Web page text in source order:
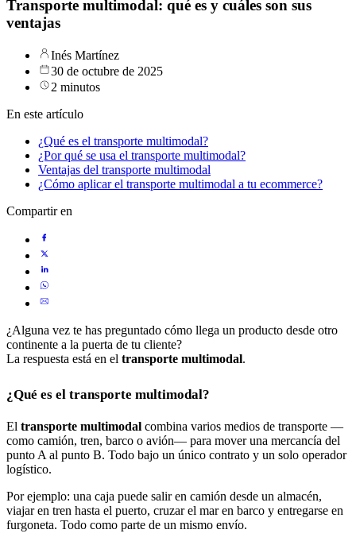
Transporte multimodal: qué es y cuáles son sus
ventajas
Inés Martínez
30 de octubre de 2025
2 minutos
En este artículo
¿Qué es el transporte multimodal?
¿Por qué se usa el transporte multimodal?
Ventajas del transporte multimodal
¿Cómo aplicar el transporte multimodal a tu ecommerce?
Compartir en
¿Alguna vez te has preguntado cómo llega un producto desde otro
continente a la puerta de tu cliente?
La respuesta está en el transporte multimodal.
¿Qué es el transporte multimodal?
El transporte multimodal combina varios medios de transporte —
como camión, tren, barco o avión— para mover una mercancía del
punto A al punto B. Todo bajo un único contrato y un solo operador
logístico.
Por ejemplo: una caja puede salir en camión desde un almacén,
viajar en tren hasta el puerto, cruzar el mar en barco y entregarse en
furgoneta. Todo como parte de un mismo envío.